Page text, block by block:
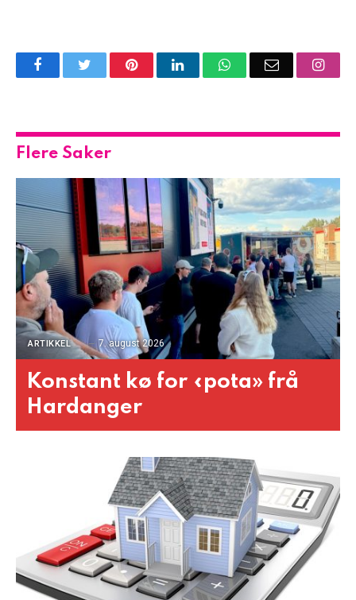
FacebookTwitter PinterestLinkedInWhatsAppEmail
Flere Saker
ARTIKKEL 7. august 2026
Konstant kø for «pota» frå
Hardanger